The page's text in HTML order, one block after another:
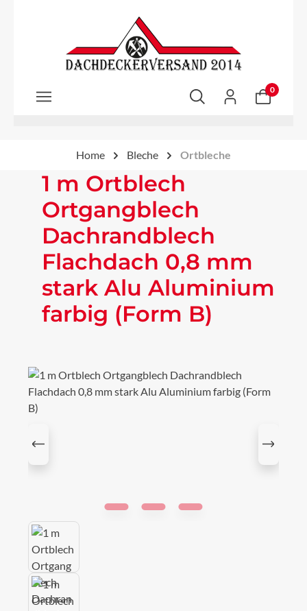
Zum Hauptinhalt springen
0
Home Bleche Ortbleche
1 m Ortblech
Ortgangblech
Dachrandblech
Flachdach 0,8 mm
stark Alu Aluminium
farbig (Form B)
Bildergalerie überspringen